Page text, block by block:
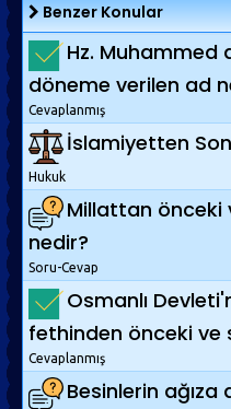
Benzer Konular
Hz. Muhammed
döneme verilen ad
Cevaplanmış
İslamiyetten
Hukuk
Millattan önceki
nedir?
Soru-Cevap
Osmanlı
fethinden önceki ve
Cevaplanmış
Besinlerin ağıza